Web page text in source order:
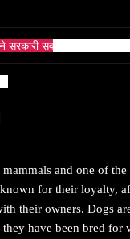
सवारीसाधनबाट समेत
and one of
for their loyalty,
their owners. Dogs
have been bred for